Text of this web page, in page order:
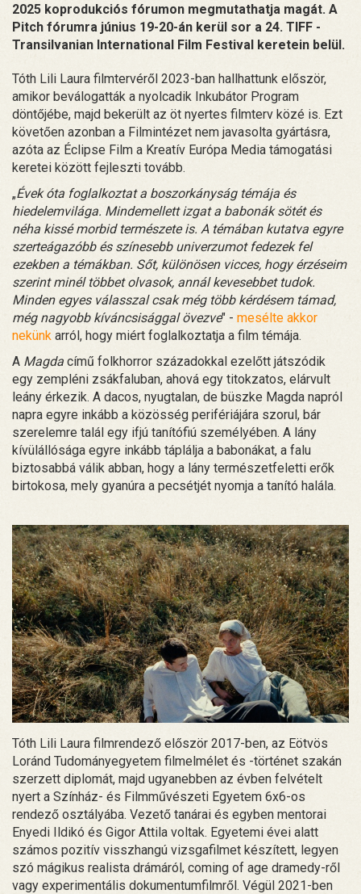
2025 koprodukciós fórumon megmutathatja magát. A
Pitch fórumra június 19-20-án kerül sor a 24. TIFF -
Transilvanian International Film Festival keretein belül.
Tóth Lili Laura filmtervéről 2023-ban hallhattunk először,
amikor beválogatták a nyolcadik Inkubátor Program
döntőjébe, majd bekerült az öt nyertes filmterv közé is. Ezt
követően azonban a Filmintézet nem javasolta gyártásra,
azóta az Éclipse Film a Kreatív Európa Media támogatási
keretei között fejleszti tovább.
„Évek óta foglalkoztat a boszorkányság témája és
hiedelemvilága. Mindemellett izgat a babonák sötét és
néha kissé morbid természete is. A témában kutatva egyre
szerteágazóbb és színesebb univerzumot fedezek fel
ezekben a témákban. Sőt, különösen vicces, hogy érzéseim
szerint minél többet olvasok, annál kevesebbet tudok.
Minden egyes válasszal csak még több kérdésem támad,
még nagyobb kíváncsisággal övezve" - mesélte akkor
nekünk arról, hogy miért foglalkoztatja a film témája.
A Magda című folkhorror századokkal ezelőtt játszódik
egy zempléni zsákfaluban, ahová egy titokzatos, elárvult
leány érkezik. A dacos, nyugtalan, de büszke Magda napról
napra egyre inkább a közösség perifériájára szorul, bár
szerelemre talál egy ifjú tanítófiú személyében. A lány
kívülállósága egyre inkább táplálja a babonákat, a falu
biztosabbá válik abban, hogy a lány természetfeletti erők
birtokosa, mely gyanúra a pecsétjét nyomja a tanító halála.
Tóth Lili Laura filmrendező először 2017-ben, az Eötvös
Loránd Tudományegyetem filmelmélet és -történet szakán
szerzett diplomát, majd ugyanebben az évben felvételt
nyert a Színház- és Filmművészeti Egyetem 6x6-os
rendező osztályába. Vezető tanárai és egyben mentorai
Enyedi Ildikó és Gigor Attila voltak. Egyetemi évei alatt
számos pozitív visszhangú vizsgafilmet készített, legyen
szó mágikus realista drámáról, coming of age dramedy-ről
vagy experimentális dokumentumfilmről. Végül 2021-ben